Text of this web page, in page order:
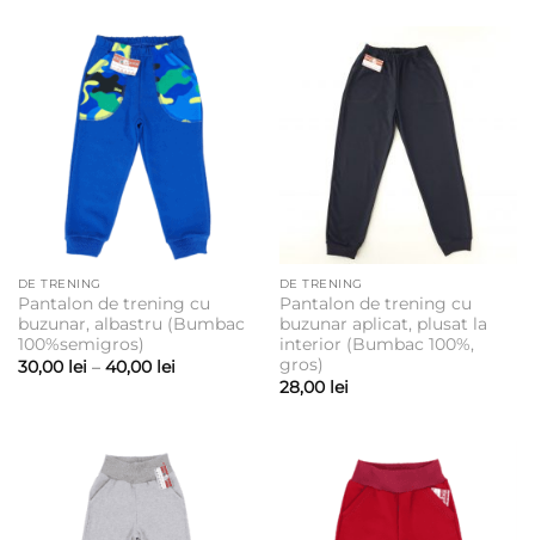
până
la
28,00 lei
40,00 lei
DE TRENING
Pantalon de trening cu
buzunar, albastru (Bumbac
100%semigros)
30,00 lei – 40,00 leiInterval
DE TRENING
Pantalon de trening cu
buzunar aplicat, plusat la
interior (Bumbac 100%,
gros)
28,00 lei